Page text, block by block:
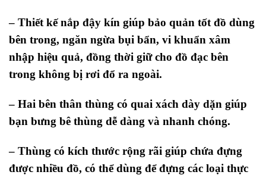
– Thiết kế nắp đậy kín giúp bảo quản tốt đồ dùng
bên trong, ngăn ngừa bụi bẩn, vi khuẩn xâm
nhập hiệu quả, đồng thời giữ cho đồ đạc bên
trong không bị rơi đổ ra ngoài.
– Hai bên thân thùng có quai xách dày dặn giúp
bạn bưng bê thùng dễ dàng và nhanh chóng.
– Thùng có kích thước rộng rãi giúp chứa đựng
được nhiều đồ, có thể dùng để đựng các loại thực